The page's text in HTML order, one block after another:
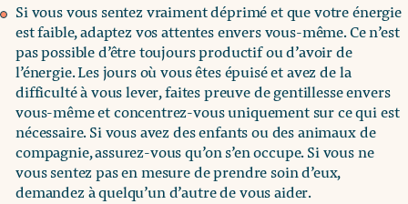
Si vous vous sentez vraiment déprimé et que votre énergie
est faible, adaptez vos attentes envers vous-même. Ce n’est
pas possible d’être toujours productif ou d’avoir de
l’énergie. Les jours où vous êtes épuisé et avez de la
difficulté à vous lever, faites preuve de gentillesse envers
vous-même et concentrez-vous uniquement sur ce qui est
nécessaire. Si vous avez des enfants ou des animaux de
compagnie, assurez-vous qu’on s’en occupe. Si vous ne
vous sentez pas en mesure de prendre soin d’eux,
demandez à quelqu’un d’autre de vous aider.